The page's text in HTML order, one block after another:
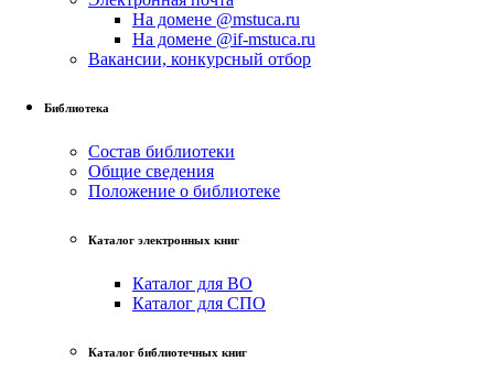
На домене @mstuca.ru
На домене @if-mstuca.ru
Вакансии, конкурсный отбор
Библиотека
Состав библиотеки
Общие сведения
Положение о библиотеке
Каталог электронных книг
Каталог для ВО
Каталог для СПО
Каталог библиотечных книг